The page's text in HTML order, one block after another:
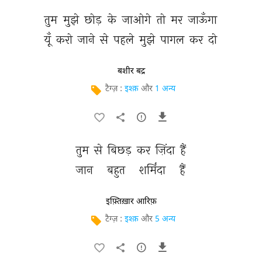
तुम मुझे छोड़ के जाओगे तो मर जाऊँगा
यूँ करो जाने से पहले मुझे पागल कर दो
बशीर बद्र
टैग्ज़ : इश्क़ और 1 अन्य
तुम से बिछड़ कर ज़िंदा हैं
जान
बहुत शर्मिंदा हैं
इफ़्तिख़ार आरिफ़
टैग्ज़ : इश्क़ और 5 अन्य